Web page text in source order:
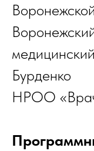
Бурденко
НРОО